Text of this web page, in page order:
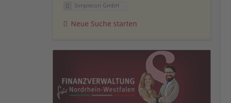
Simplecon GmbH
Neue Suche starten